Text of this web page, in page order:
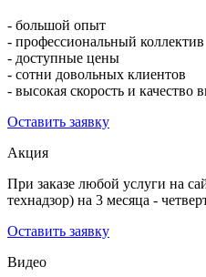
- большой опыт
- профессиональный коллектив
- доступные цены
- сотни довольных клиентов
- высокая скорость и качество
Оставить заявку
Акция
При заказе любой услуги на
технадзор) на 3 месяца -
Оставить заявку
Видео